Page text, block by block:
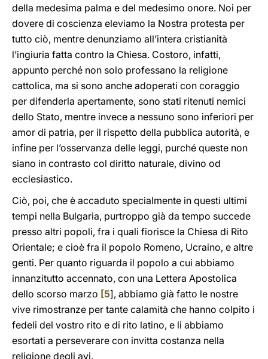
della medesima palma e del medesimo onore. Noi per
dovere di coscienza eleviamo la Nostra protesta per
tutto ciò, mentre denunziamo all’intera cristianità
l’ingiuria fatta contro la Chiesa. Costoro, infatti,
appunto perché non solo professano la religione
cattolica, ma si sono anche adoperati con coraggio
per difenderla apertamente, sono stati ritenuti nemici
dello Stato, mentre invece a nessuno sono inferiori per
amor di patria, per il rispetto della pubblica autorità, e
infine per l’osservanza delle leggi, purché queste non
siano in contrasto col diritto naturale, divino od
ecclesiastico.
Ciò, poi, che è accaduto specialmente in questi ultimi
tempi nella Bulgaria, purtroppo già da tempo succede
presso altri popoli, fra i quali fiorisce la Chiesa di Rito
Orientale; e cioè fra il popolo Romeno, Ucraino, e altre
genti. Per quanto riguarda il popolo a cui abbiamo
innanzitutto accennato, con una Lettera Apostolica
dello scorso marzo [5], abbiamo già fatto le nostre
vive rimostranze per tante calamità che hanno colpito i
fedeli del vostro rito e di rito latino, e li abbiamo
esortati a perseverare con invitta costanza nella
religione degli avi.